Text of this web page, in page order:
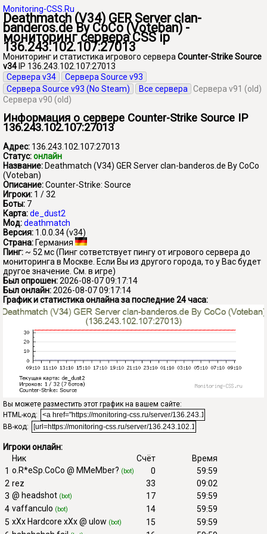
Monitoring-CSS.Ru
Deathmatch (V34) GER Server clan-
banderos.de By CoCo (Voteban) -
мониторинг сервера CSS ip
136.243.102.107:27013
Мониторинг и статистика игрового сервера Counter-Strike Source
v34 IP 136.243.102.107:27013
Сервера v34
Сервера Source v93
Сервера Source v93 (No Steam)
Все сервера
Сервера v91 (old)
Сервера v90 (old)
Информация о сервере Counter-Strike Source IP
136.243.102.107:27013
Адрес: 136.243.102.107:27013
Статус:онлайн
Название: Deathmatch (V34) GER Server clan-banderos.de By CoCo
(Voteban)
Описание:Counter-Strike: Source
Игроки: 1 / 32
Боты: 7
Карта:de_dust2
Мод:deathmatch
Версия: 1.0.0.34 (v34)
Страна: Германия
Пинг: ~ 52 мс(Пинг сответствует пингу от игрового сервера до
мониторинга в Москве. Если Вы из другого города, то у Вас будет
другое значение. См. в игре)
Был опрошен:2026-08-07 09:17:14
Был онлайн:2026-08-07 09:17:14
График и статистика онлайна за последние 24 часа:
Вы можете разместить этот график на вашем сайте:
HTML-код:
BB-код:
Игроки онлайн:
Ник
Счёт
Время
1 o.R*eSp.CoCo @ MMeMber? (bot) 0
59:59
2 rez 33
09:02
3 @ headshot (bot) 17
59:59
4 vaffanculo (bot) 14
59:59
5 xXx Hardcore xXx @ ulow (bot) 15
59:59